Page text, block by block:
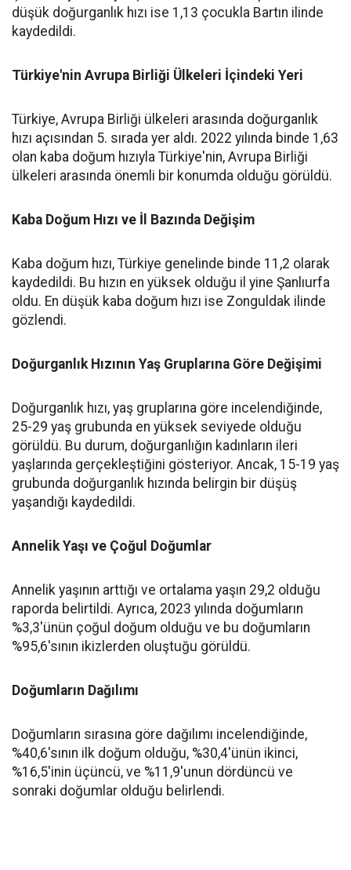
düşük doğurganlık hızı ise 1,13 çocukla Bartın ilinde
kaydedildi.
Türkiye'nin Avrupa Birliği Ülkeleri İçindeki Yeri
Türkiye, Avrupa Birliği ülkeleri arasında doğurganlık
hızı açısından 5. sırada yer aldı. 2022 yılında binde 1,63
olan kaba doğum hızıyla Türkiye'nin, Avrupa Birliği
ülkeleri arasında önemli bir konumda olduğu görüldü.
Kaba Doğum Hızı ve İl Bazında Değişim
Kaba doğum hızı, Türkiye genelinde binde 11,2 olarak
kaydedildi. Bu hızın en yüksek olduğu il yine Şanlıurfa
oldu. En düşük kaba doğum hızı ise Zonguldak ilinde
gözlendi.
Doğurganlık Hızının Yaş Gruplarına Göre Değişimi
Doğurganlık hızı, yaş gruplarına göre incelendiğinde,
25-29 yaş grubunda en yüksek seviyede olduğu
görüldü. Bu durum, doğurganlığın kadınların ileri
yaşlarında gerçekleştiğini gösteriyor. Ancak, 15-19 yaş
grubunda doğurganlık hızında belirgin bir düşüş
yaşandığı kaydedildi.
Annelik Yaşı ve Çoğul Doğumlar
Annelik yaşının arttığı ve ortalama yaşın 29,2 olduğu
raporda belirtildi. Ayrıca, 2023 yılında doğumların
%3,3'ünün çoğul doğum olduğu ve bu doğumların
%95,6'sının ikizlerden oluştuğu görüldü.
Doğumların Dağılımı
Doğumların sırasına göre dağılımı incelendiğinde,
%40,6'sının ilk doğum olduğu, %30,4'ünün ikinci,
%16,5'inin üçüncü, ve %11,9'unun dördüncü ve
sonraki doğumlar olduğu belirlendi.